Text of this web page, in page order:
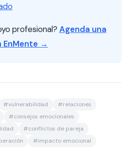
profesional? Agenda una
EnMente →
#vulnerabilidad #relaciones
#consejos emocionales
#conflictos de pareja
#impacto emocional